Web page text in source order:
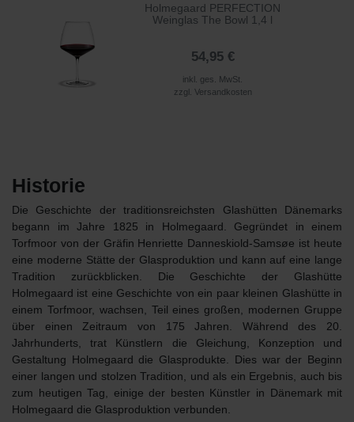
Holmegaard PERFECTION
Weinglas The Bowl 1,4 l
54,95 €
inkl. ges. MwSt.
zzgl. Versandkosten
Historie
Die Geschichte der traditionsreichsten Glashütten Dänemarks
begann
im Jahre 1825 in Holmegaard. Gegründet in einem
Torfmoor von der Gräfin Henriette Danneskiold-Samsøe ist heute
eine moderne Stätte der Glasproduktion und kann auf eine lange
Tradition zurückblicken. Die Geschichte der
Glashütte
Holmegaard ist eine Geschichte von ein paar kleinen Glashütte in
einem Torfmoor, wachsen , Teil eines großen, modernen Gruppe
über einen Zeitraum
von 175 Jahren.
Während des 20.
Jahrhunderts , trat Künstlern die Gleichung
Konzeption und
Gestaltung Holmegaard die Glasprodukte.
Dies war der Beginn
einer langen und stolzen Tradition und als ein Ergebnis , auch bis
zum heutigen Tag
einige der besten Künstler in Dänemark mit
Holmegaard die Glasproduktion verbunden